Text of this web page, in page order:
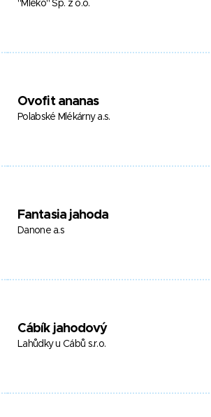
"Mleko" Sp. z o.o.
Ovofit ananas
Polabské Mlékárny a.s.
Fantasia jahoda
Danone a.s
Cábík jahodový
Lahůdky u Cábů s.r.o.